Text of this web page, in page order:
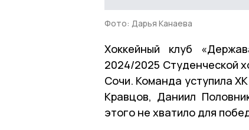
Фото: Дарья Канаева
Хоккейный клуб
2024/2025 Студенческой
Сочи. Команда уступила
Кравцов, Даниил
этого не хватило для